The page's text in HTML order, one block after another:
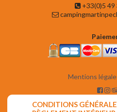
+33(0)5 49
Mentions
CONDITIONS